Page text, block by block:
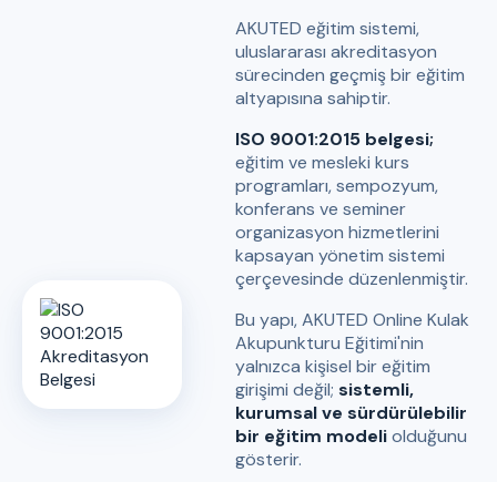
AKUTED eğitim sistemi,
uluslararası akreditasyon
sürecinden geçmiş bir eğitim
altyapısına sahiptir.
ISO 9001:2015 belgesi;
eğitim ve mesleki kurs
programları, sempozyum,
konferans ve seminer
organizasyon hizmetlerini
kapsayan yönetim sistemi
çerçevesinde düzenlenmiştir.
Bu yapı, AKUTED Online Kulak
Akupunkturu Eğitimi'nin
yalnızca kişisel bir eğitim
girişimi değil; sistemli,
kurumsal ve sürdürülebilir
bir eğitim modeliolduğunu
gösterir.